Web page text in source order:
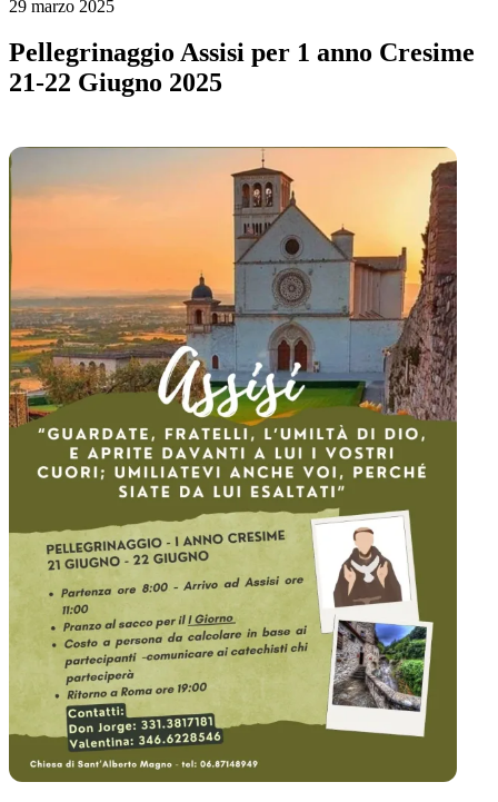
29 marzo 2025
Pellegrinaggio Assisi per 1 anno Cresime
21-22 Giugno 2025